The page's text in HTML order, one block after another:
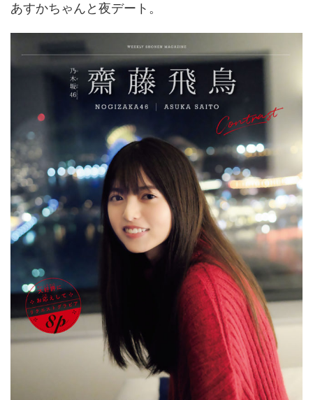
あすかちゃんと夜デート。